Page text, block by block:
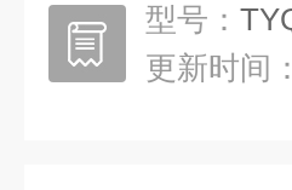
型号：
更新时间：